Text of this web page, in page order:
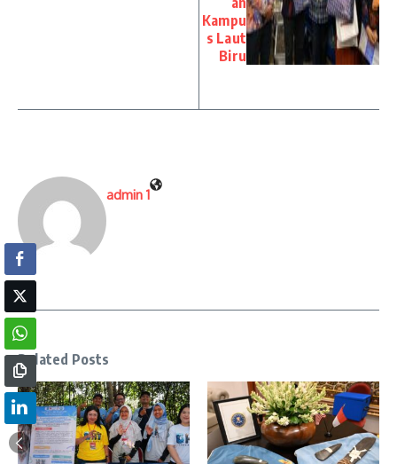
Kampu
s Laut
Biru
admin 1
Related Posts